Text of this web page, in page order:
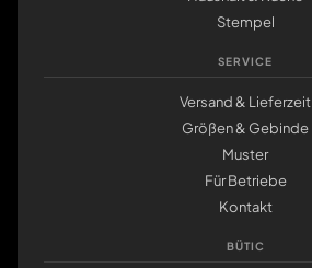
Stempel
SERVICE
Versand & Lieferzeit
Größen & Gebinde
Muster
Für Betriebe
Kontakt
BÜTIC